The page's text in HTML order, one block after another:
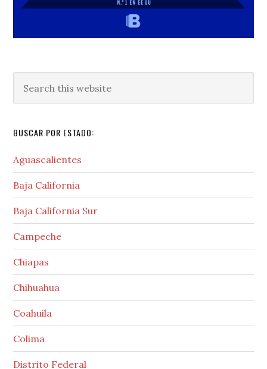
this
BUSCAR POR ESTADO:
Aguascalientes
Baja California
Baja California Sur
Campeche
Chiapas
Chihuahua
Coahuila
Colima
Distrito Federal